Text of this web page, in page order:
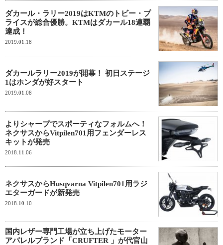
ダカール・ラリー2019はKTMのトビー・プ
ライスが総合優勝。KTMはダカール18連覇
達成！
2019.01.18
ダカールラリー2019が開幕！ 初日ステージ
1はホンダが好スタート
2019.01.08
よりシャープでスポーティなフォルムへ！
ネクサスからVitpilen701用フェンダーレス
キットが発売
2018.11.06
ネクサスからHusqvarna Vitpilen701用ラジ
エターガードが新発売
2018.10.10
国内レザー専門工場が立ち上げたモーター
アパレルブランド「CRUFTER 」が代官山